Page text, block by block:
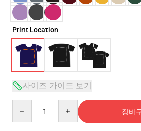
Print Location
사이즈 가이드 보기
장바